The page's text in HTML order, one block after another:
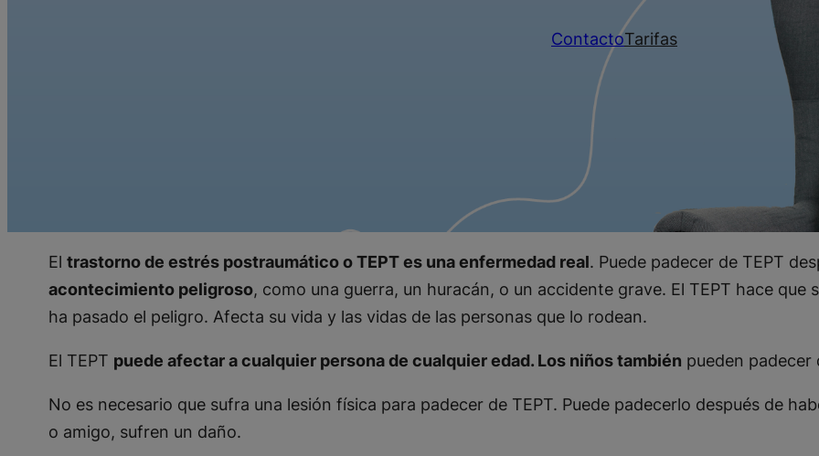
ContactoTarifas
El trastorno de estrés postraumático o TEPT es una enfermedad real. Puede padecer de TEPT
acontecimiento peligroso, como una guerra, un huracán, o un accidente grave. El TEPT hace
ha pasado el peligro. Afecta su vida y las vidas de las personas que lo rodean.
El TEPT puede afectar a cualquier persona de cualquier edad. Los niños también pueden padecer
No es necesario que sufra una lesión física para padecer de TEPT. Puede padecerlo después de
o amigo, sufren un daño.